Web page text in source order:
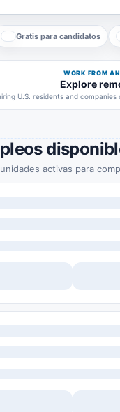
Gratis para candidatos
WORK FROM
Explore
U.S. residents and
activas para